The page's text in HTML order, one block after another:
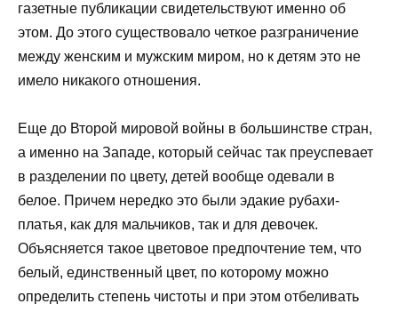
газетные публикации свидетельствуют именно об
этом. До этого существовало четкое разграничение
между женским и мужским миром, но к детям это не
имело никакого отношения.
Еще до Второй мировой войны в большинстве стран,
а именно на Западе, который сейчас так преуспевает
в разделении по цвету, детей вообще одевали в
белое. Причем нередко это были эдакие рубахи-
платья, как для мальчиков, так и для девочек.
Объясняется такое цветовое предпочтение тем, что
белый, единственный цвет, по которому можно
определить степень чистоты и при этом отбеливать